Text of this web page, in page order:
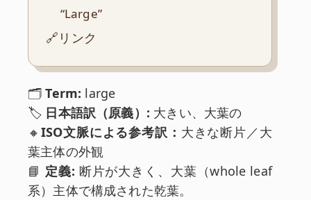
“Large”
🔗リンク
🗂️ Term: large
🏷️ 日本語訳（原義）: 大きい、大葉の
🔸 ISO文脈による参考訳： 大きな断片／大
葉主体の外観
📘 定義: 断片が大きく、大葉（whole leaf
系）主体で構成された乾葉。